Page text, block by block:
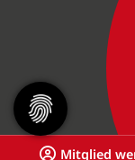
Mitglied